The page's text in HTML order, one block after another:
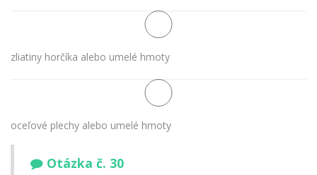
zliatiny horčíka alebo umelé hmoty
oceľové plechy alebo umelé hmoty
Otázka č. 30